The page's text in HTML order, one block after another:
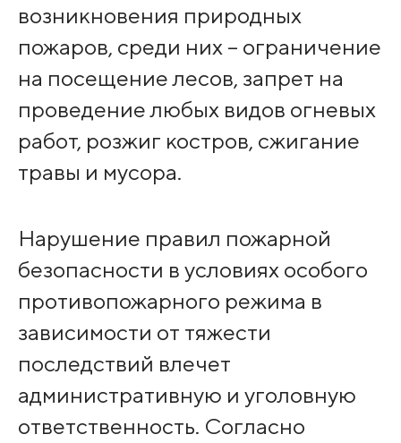
возникновения природных
пожаров, среди них – ограничение
на посещение лесов, запрет на
проведение любых видов огневых
работ, розжиг костров, сжигание
травы и мусора.
Нарушение правил пожарной
безопасности в условиях особого
противопожарного режима в
зависимости от тяжести
последствий влечет
административную и уголовную
ответственность. Согласно